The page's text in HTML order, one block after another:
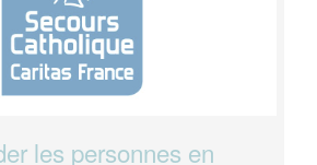
les personnes en